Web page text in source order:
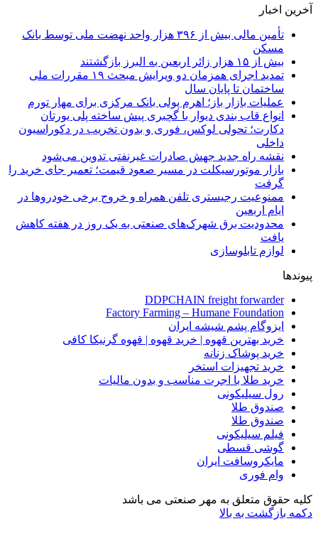
آخرین اخبار
تأمین مالی بیش از ۳۹۶ هزار واحد نهضت ملی توسط بانک
مسکن
بیش از ۱۵ هزار زائر اربعین به البرز بازگشتند
تمدید اجرای همزمان دو ویرایش مبحث ۱۹ مقررات ملی
ساختمان تا پایان سال
عملیات بازار باز؛ اهرم پولی بانک مرکزی برای مهار تورم
انواع قاب بندی دیوار با گچبری پیش ساخته پلی یورتان
دکارت؛ تحولی لوکس، فوری و بدون تخریب در دکوراسیون
داخلی
نقشه راه جدید جهش صادرات غیرنفتی تدوین می‌شود
بازار موتورسیکلت در مسیر صعود قیمت؛ تعمیر جای خرید را
گرفت
ممنوعیت رجیستری تلفن همراه و خروج برخی خودروها در
ایام اربعین
محدودیت برق شهرک‌های صنعتی به یک روز در هفته کاهش
یافت
لوازم تابلوسازی
پیوندها
DDPCHAIN freight forwarder
Factory Farming – Humane Foundation
ایزوگام پشم شیشه ایران
خرید بهترین قهوه | خرید قهوه | قهوه گرنیکا کافی
خرید پوشاک زنانه
خرید تجهیزات استخر
خرید طلا با اجرت مناسب و بدون مالیات
رول سیلیکونی
صندوق طلا
صندوق طلا
فیلم سیلیکونی
گوشی قسطی
مایکروسافت ایران
وام فوری
کلیه حقوق متعلق به مهر صنعتی می باشد
دکمه بازگشت به بالا